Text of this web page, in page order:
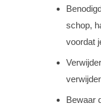
schop,
voordat
Bewaar